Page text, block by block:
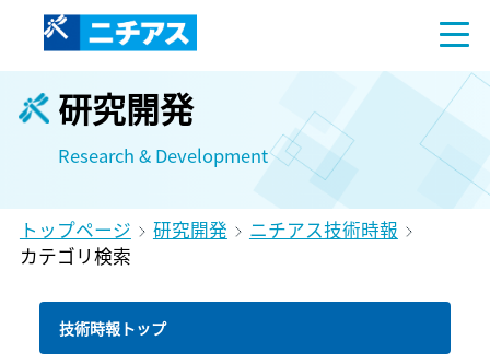
研究開発
Research & Development
トップページ 研究開発
ニチアス技術時報
カテゴリ検索
技術時報トップ